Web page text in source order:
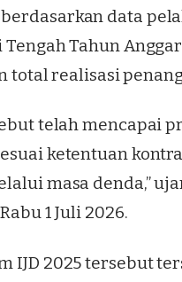
data
Tahun
total realisasi
telah mencapai
ketentuan
masa denda,”
1 Juli 2026.
IJD 2025 tersebut